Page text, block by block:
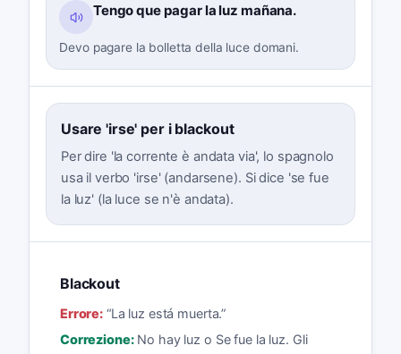
Tengo que pagar la luz mañana.
Devo pagare la bolletta della luce domani.
Usare 'irse' per i blackout
Per dire 'la corrente è andata via', lo spagnolo
usa il verbo 'irse' (andarsene). Si dice 'se fue
la luz' (la luce se n'è andata).
Blackout
Errore: “La luz está muerta.”
Correzione: No hay luz o Se fue la luz. Gli